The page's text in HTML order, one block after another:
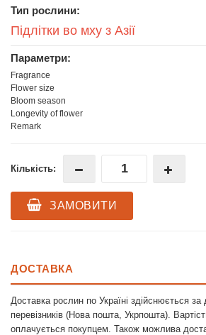
Тип рослини:
Підлітки во мху з Азії
Параметри:
Fragrance
Flower size
Bloom season
Longevity of flower
Remark
Кількість:
ЗАМОВИТИ
ДОСТАВКА
Доставка рослин по Україні здійснюється
перевізників (Нова пошта, Укрпошта).
оплачується покупцем. Також можлива